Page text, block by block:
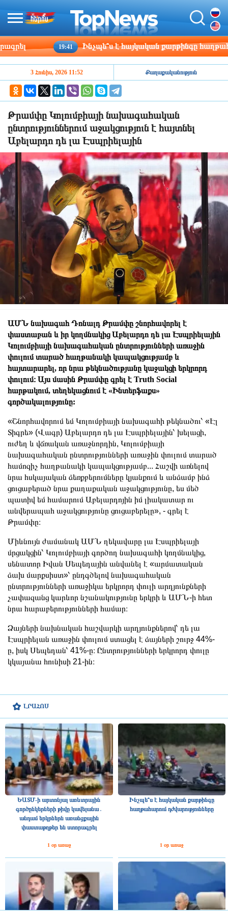
19:41 Ինչպե՞ս է հայկական քարթինգը
ԼՐԱՀՈՍ
ԵԱՏՄ-ի արտոնյալ առևտրային
գործընկերների թիվը կավելանա․
անդամ երկրներն առանցքային
փաստաթղթեր են ստորագրել
1 օր առաջ
Ինչպե՞ս է հայկական քարթինգը
հաղթահարում դժվարությունները
1 օր առաջ
3 Հունիս, 2026 11:52 Քաղաքականություն
Թրամփը Կոլումբիայի նախագահական
ընտրություններում աջակցություն է հայտնել
Աբելարդո դե լա Էսպրիելային
ԱՄՆ նախագահ Դոնալդ Թրամփը շնորհավորել է
փաստաբան և իր կողմնակից Աբելարդո դե լա Էսպրիելային
Կոլումբիայի նախագահական ընտրությունների առաջին
փուլում տարած հաղթանակի կապակցությամբ և
հայտարարել, որ նրա թեկնածությանը կաջակցի երկրորդ
փուլում։ Այս մասին Թրամփը գրել է Truth Social
հարթակում, տեղեկացնում է «Ինտերֆաքս»
գործակալությունը:
«Շնորհավորում եմ Կոլումբիայի նախագահի թեկնածու՝ «Էլ
Տիգրե» (Վագր) Աբելարդո դե լա Էսպրիելային՝ խելացի,
ուժեղ և վճռական առաջնորդին, Կոլումբիայի
նախագահական ընտրությունների առաջին փուլում տարած
համոզիչ հաղթանակի կապակցությամբ... Հաշվի առնելով
նրա հսկայական ձեռքբերումները կյանքում և անձամբ ինձ
ցուցաբերած նրա քաղաքական աջակցությունը, ես մեծ
պատիվ եմ համարում Աբելարդոյին իմ լիակատար ու
անվերապահ աջակցությունը ցուցաբերելը», - գրել է
Թրամփը։
Միևնույն ժամանակ ԱՄՆ ղեկավարը լա Էսպրիելայի
մրցակցին՝ Կոլումբիայի գործող նախագահի կողմնակից,
սենատոր Իվան Սեպեդային անվանել է «արմատական ​​
ձախ մարքսիստ»՝ ընդգծելով նախագահական
ընտրությունների առաջիկա երկրորդ փուլի արդյունքների
չափազանց կարևոր նշանակությունը երկրի և ԱՄՆ-ի հետ
նրա հարաբերությունների համար։
Ձայների նախնական հաշվարկի արդյունքներով՝ դե լա
Էսպրիելան առաջին փուլում ստացել է ձայների շուրջ 44%-
ը, իսկ Սեպեդան՝ 41%-ը։ Ընտրությունների երկրորդ փուլը
կկայանա հունիսի 21-ին։